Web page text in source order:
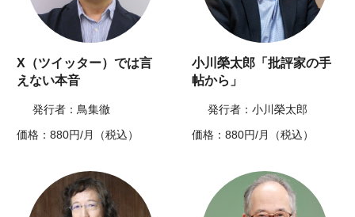
X（ツイッター）では言
えない本音
発行者：鳥集徹
価格：880円/月（税込）
小川榮太郎「批評家の手
帖から」
発行者：小川榮太郎
価格：880円/月（税込）